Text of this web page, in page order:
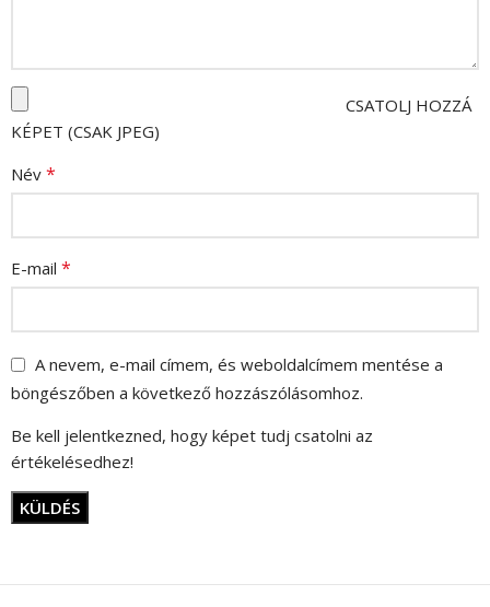
CSATOLJ HOZZÁ
KÉPET (CSAK JPEG)
Név *
E-mail *
A nevem, e-mail címem, és weboldalcímem mentése a
böngészőben a következő hozzászólásomhoz.
Be kell jelentkezned, hogy képet tudj csatolni az
értékelésedhez!